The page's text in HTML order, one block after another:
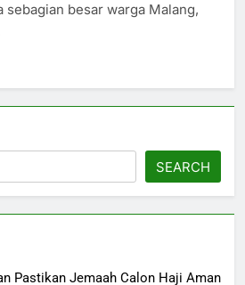
sebagian besar warga Malang,
SEARCH
Pastikan Jemaah Calon Haji Aman